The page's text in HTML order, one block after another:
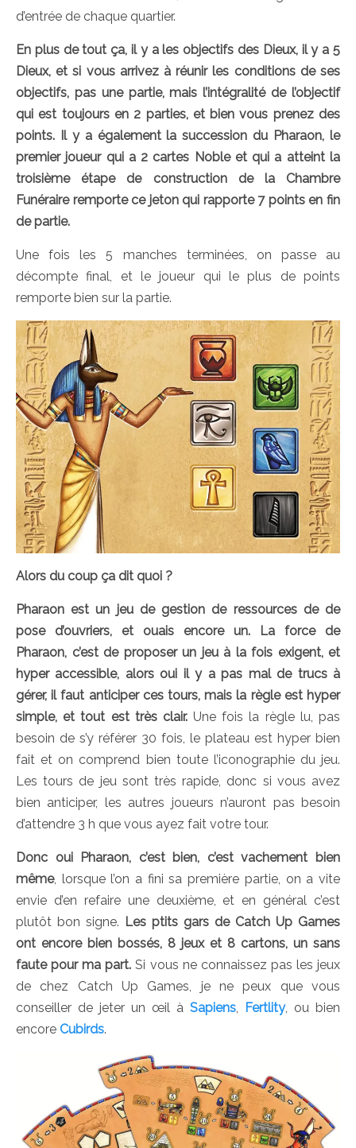
d’entrée de chaque quartier.
En plus de tout ça, il y a les objectifs des Dieux, il y a 5
Dieux, et si vous arrivez à réunir les conditions de ses
objectifs, pas une partie, mais l’intégralité de l’objectif
qui est toujours en 2 parties, et bien vous prenez des
points. Il y a également la succession du Pharaon, le
premier joueur qui a 2 cartes Noble et qui a atteint la
troisième étape de construction de la Chambre
Funéraire remporte ce jeton qui rapporte 7 points en fin
de partie.
Une fois les 5 manches terminées, on passe au
décompte final, et le joueur qui le plus de points
remporte bien sur la partie.
Alors du coup ça dit quoi ?
Pharaon est un jeu de gestion de ressources de de
pose d’ouvriers, et ouais encore un. La force de
Pharaon, c’est de proposer un jeu à la fois exigent, et
hyper accessible, alors oui il y a pas mal de trucs à
gérer, il faut anticiper ces tours, mais la règle est hyper
simple, et tout est très clair.Une fois la règle lu, pas
besoin de s’y référer 30 fois, le plateau est hyper bien
fait et on comprend bien toute l’iconographie du jeu.
Les tours de jeu sont très rapide, donc si vous avez
bien anticiper, les autres joueurs n’auront pas besoin
d’attendre 3 h que vous ayez fait votre tour.
Donc oui Pharaon, c’est bien, c’est vachement bien
même, lorsque l’on a fini sa première partie, on a vite
envie d’en refaire une deuxième, et en général c’est
plutôt bon signe. Les ptits gars de Catch Up Games
ont encore bien bossés, 8 jeux et 8 cartons, un sans
faute pour ma part. Si vous ne connaissez pas les jeux
de chez Catch Up Games, je ne peux que vous
conseiller de jeter un œil à Sapiens Fertlity, ou bien
encore Cubirds.